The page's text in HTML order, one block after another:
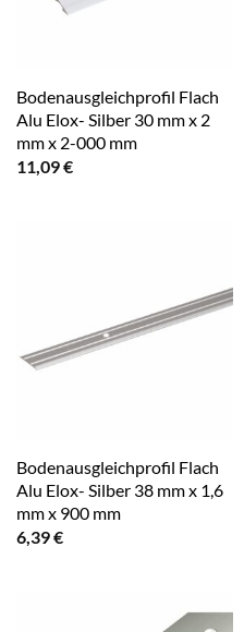
Bodenausgleichprofil Flach
Alu Elox- Silber 30 mm x 2
mm x 2-000 mm
11,09€
Bodenausgleichprofil Flach
Alu Elox- Silber 38 mm x 1,6
mm x 900 mm
6,39€